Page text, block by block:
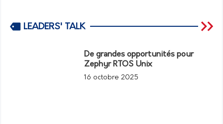
LEADERS' TALK
De grandes opportunités pour
Zephyr RTOS Unix
16 octobre 2025